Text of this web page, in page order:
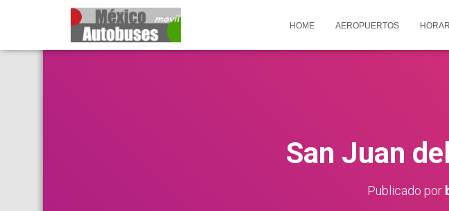
HOME AEROPUERTOS
San Juan
Publicado por